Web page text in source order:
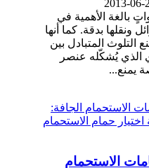
بالغة الأهمية في
ونقلها بدقة. كما أنها
المتبادل بين
الذي يُشكّله عنصر
يمنع...
الاستحمام